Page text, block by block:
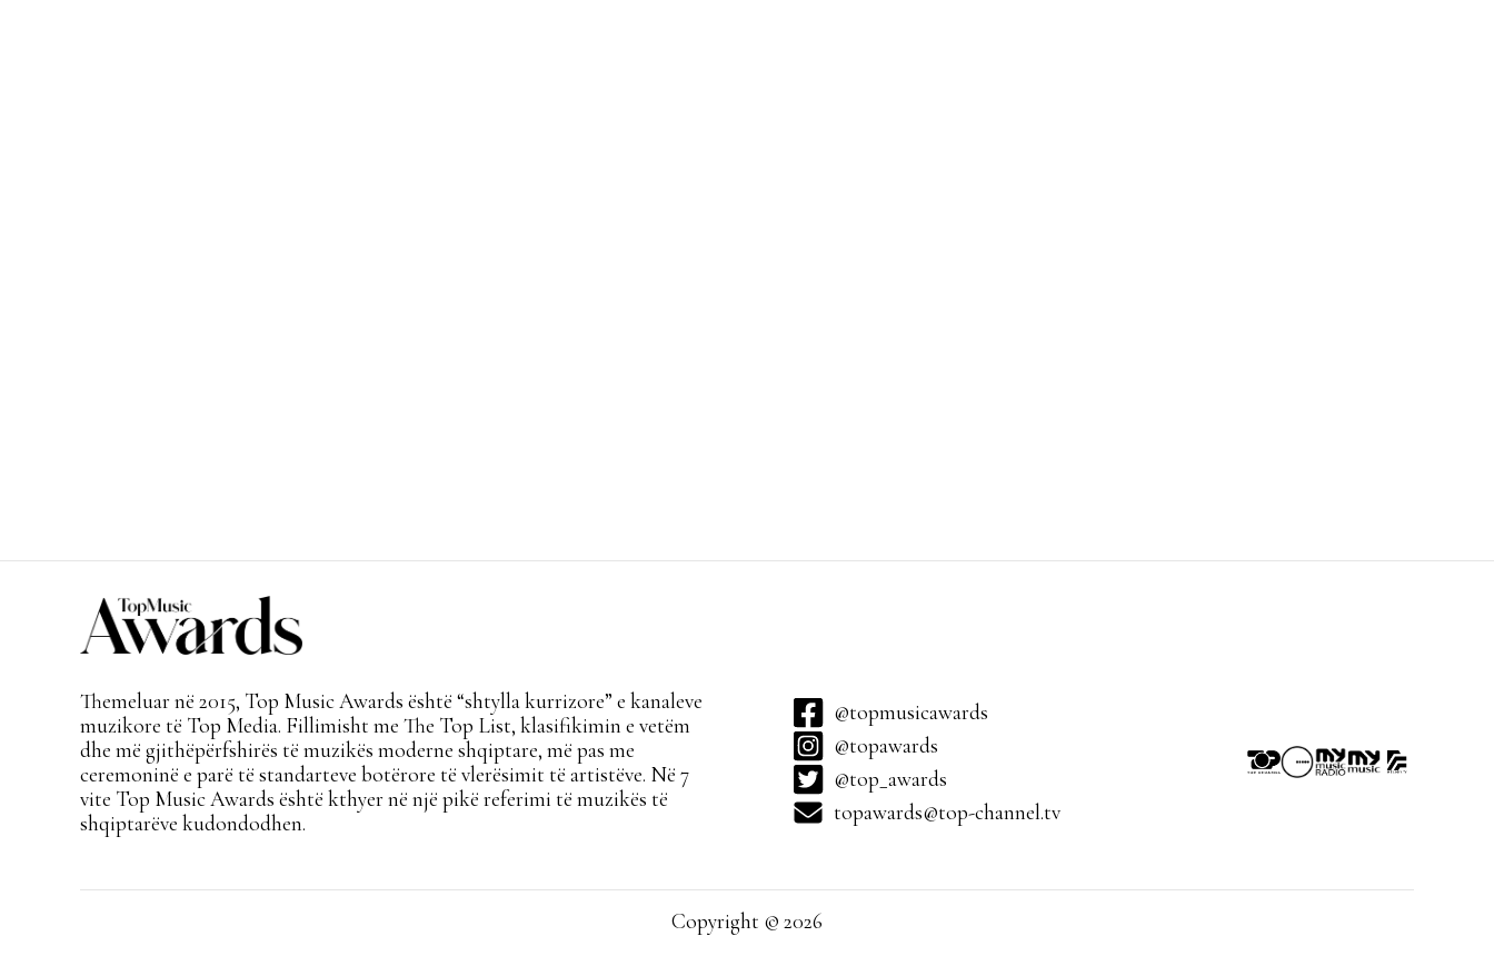
Themeluar në 2015, Top Music Awards është “shtylla kurrizore” e kanaleve
muzikore të Top Media. Fillimisht me The Top List, klasifikimin e vetëm
dhe më gjithëpërfshirës të muzikës moderne shqiptare, më pas me
ceremoninë e parë të standarteve botërore të vlerësimit të artistëve. Në 7
vite Top Music Awards është kthyer në një pikë referimi të muzikës të
shqiptarëve kudondodhen.
@topmusicawards
@topawards
@top_awards
topawards@top-channel.tv
Copyright © 2026